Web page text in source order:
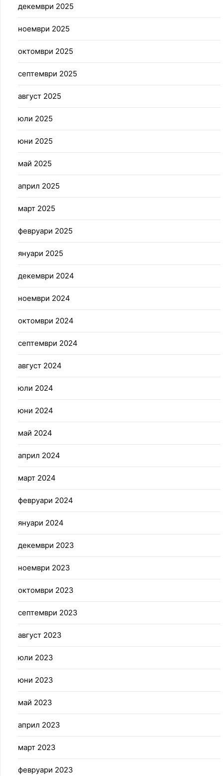
декември 2025
ноември 2025
октомври 2025
септември 2025
август 2025
юли 2025
юни 2025
май 2025
април 2025
март 2025
февруари 2025
януари 2025
декември 2024
ноември 2024
октомври 2024
септември 2024
август 2024
юли 2024
юни 2024
май 2024
април 2024
март 2024
февруари 2024
януари 2024
декември 2023
ноември 2023
октомври 2023
септември 2023
август 2023
юли 2023
юни 2023
май 2023
април 2023
март 2023
февруари 2023